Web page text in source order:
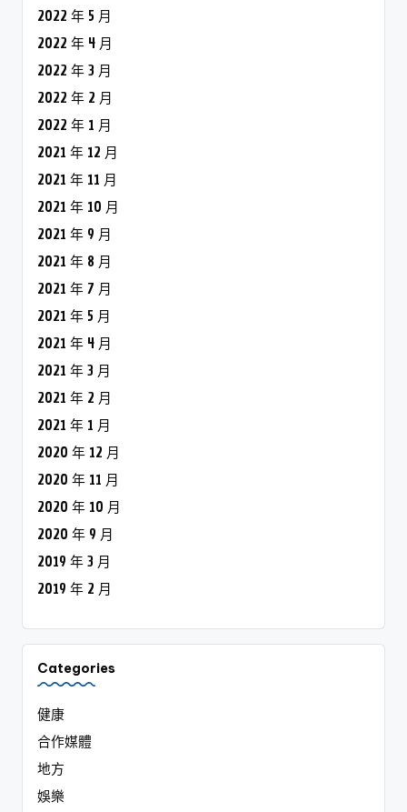
2022 年 5 月
2022 年 4 月
2022 年 3 月
2022 年 2 月
2022 年 1 月
2021 年 12 月
2021 年 11 月
2021 年 10 月
2021 年 9 月
2021 年 8 月
2021 年 7 月
2021 年 5 月
2021 年 4 月
2021 年 3 月
2021 年 2 月
2021 年 1 月
2020 年 12 月
2020 年 11 月
2020 年 10 月
2020 年 9 月
2019 年 3 月
2019 年 2 月
Categories
健康
合作媒體
地方
娛樂